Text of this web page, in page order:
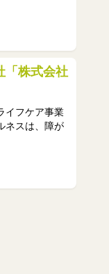
「株式会社
イフケア事業
ネスは、障が